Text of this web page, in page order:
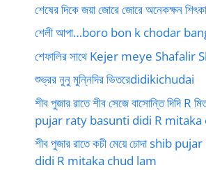
শেষের দিকে জয়া জোরে জোরে অনেকক্ষন
শেলী আপা…boro bon k chodar
শেফালির সাথে Kejer meye Shafalir
শুভ্রর নুনু মুন্নিদির ভিতরেdidikichudai
শীব পুজার রাতে শীব সেজে বাসোন্তি দিদি R
pujar raty basunti didi R mitaka
শীব পুজার রাতে কচী মেয়ে চোদা shib
didi R mitaka chud lam